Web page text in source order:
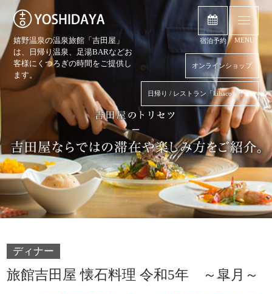
嬉野温泉の温泉旅館「吉田屋」
は、日帰り温泉、 足湯BARなどお
客様にくつろぎの時間をご提供し
ます。
オンラインショップ
日帰り / レストラン「kihaco」予約
宿泊予約 MENU
ディナー
旅館吉田屋 懐石料理 令和5年 ～皐月～